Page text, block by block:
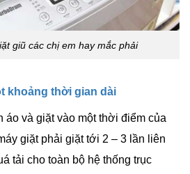
giũ các chị em hay mắc phải
khoảng thời gian dài
áo và giặt vào một thời điểm của
giặt phải giặt tới 2 – 3 lần liên
tải cho toàn bộ hệ thống trục